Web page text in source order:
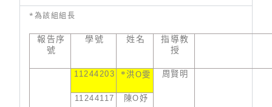
*為該組組長
報告序
號
學號 姓名
指導教
授
11244203 * 洪O雯 周賢明
11244117 陳O妤